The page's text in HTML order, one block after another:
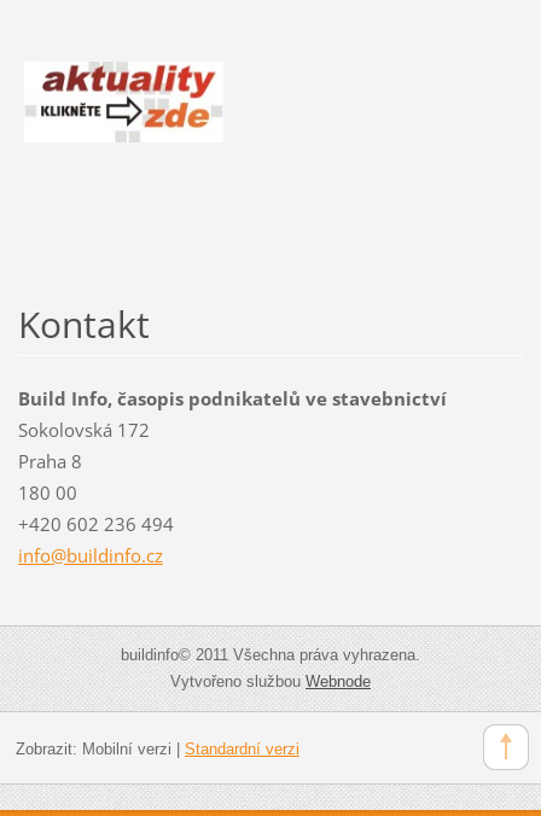
Kontakt
Build Info, časopis podnikatelů ve stavebnictví
Sokolovská 172
Praha 8
180 00
+420 602 236 494
info@buildinfo.cz
buildinfo© 2011 Všechna práva vyhrazena.
Vytvořeno službouWebnode
Zobrazit: Mobilní verzi | Standardní verzi